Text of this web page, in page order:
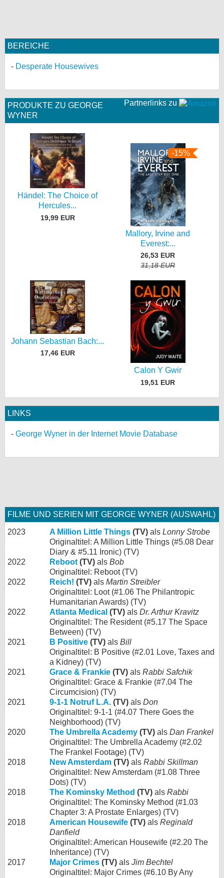
BEREICHE
Desperate Housewives
Partnerlinks zu
PRODUKTE ZU GEORGE
WYNER
Händel: The Choice of
Hercules...
19,99 EUR
-15%
Mallory, Irvine and
Everest:...
26,53 EUR
31,18 EUR
Johann Sebastian Bach:...
17,46 EUR
Calon Y Gwir
19,51 EUR
LINKS
George Wyner in der Internet Movie Database
FILME UND SERIEN MIT GEORGE WYNER (AUSWAHL)
2023 A Million Little Things (TV) als Lonny Strobe
Originaltitel: A Million Little Things (#5.08 Dear
Diary & #5.11 Ironic) (TV)
2022
Reboot (TV) als Bob
Originaltitel: Reboot (TV)
2022
Reich! (TV) als Martin Streibler
Originaltitel: Loot (#1.06 The Philantropic
Humanitarian Awards) (TV)
2022
Atlanta Medical (TV) als Dr. Arthur Kravitz
Originaltitel: The Resident (#5.17 The Space
Between) (TV)
2021
B Positive (TV) als Bill
Originaltitel: B Positive (#2.01 Love, Taxes and
a Kidney) (TV)
2021
Grace & Frankie (TV) als Rabbi Safchik
Originaltitel: Grace & Frankie (#7.04 The
Circumcision) (TV)
2021
9-1-1 Notruf L.A. (TV) als Don
Originaltitel: 9-1-1 (#4.07 There Goes the
Neighborhood) (TV)
2020
The Umbrella Academy (TV) als Dan Frankel
Originaltitel: The Umbrella Academy (#2.02
The Frankel Footage) (TV)
2018
New Amsterdam (TV) als Rabbi Skillman
Originaltitel: New Amsterdam (#1.08 Three
Dots) (TV)
2018
The Kominsky Method (TV) als Rabbi
Originaltitel: The Kominsky Method (#1.03
Chapter 3: A Prostate Enlarges) (TV)
2018
American Housewife (TV) als Reginald
Danfield
Originaltitel: American Housewife (#2.20 The
Inheritance) (TV)
2017
Major Crimes (TV) als Jim Bechtel
Originaltitel: Major Crimes (#6.10 By Any